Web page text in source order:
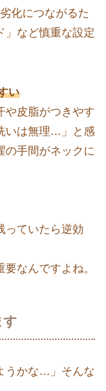
化につながるた
」など慎重な設定
い
や皮脂がつきやす
いは無理…」と感
の手間がネックに
っていたら逆効
なんですよね。
す
うかな…」そんな